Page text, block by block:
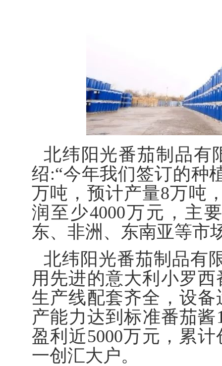
北纬阳光番茄制品有
绍:“今年我们签订的种
万吨，预计产量8万吨
润至少4000万元，主
东、非洲、东南亚等市
北纬阳光番茄制品有
用先进的意大利小罗
生产线配套齐全，设
产能力达到标准番茄
盈利近5000万元，累
一创汇大户。